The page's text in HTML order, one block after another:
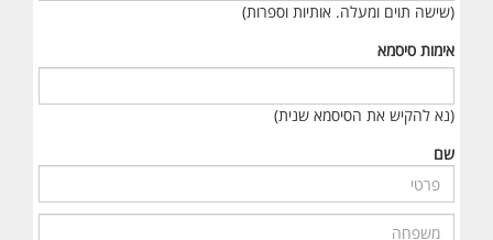
(שישה תוים ומעלה. אותיות וספרות)
אימות סיסמא
(נא להקיש את הסיסמא שנית)
שם